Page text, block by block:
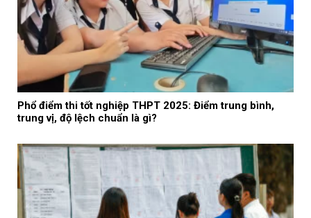
Phổ điểm thi tốt nghiệp THPT 2025: Điểm trung bình,
trung vị, độ lệch chuẩn là gì?